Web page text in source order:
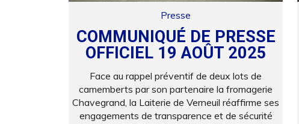
Presse
COMMUNIQUÉ DE PRESSE
OFFICIEL 19 AOÛT 2025
Face au rappel préventif de deux lots de
camemberts par son partenaire la fromagerie
Chavegrand, la Laiterie de Verneuil réaffirme ses
engagements de transparence et de sécurité